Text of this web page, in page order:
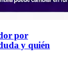
por
y quién